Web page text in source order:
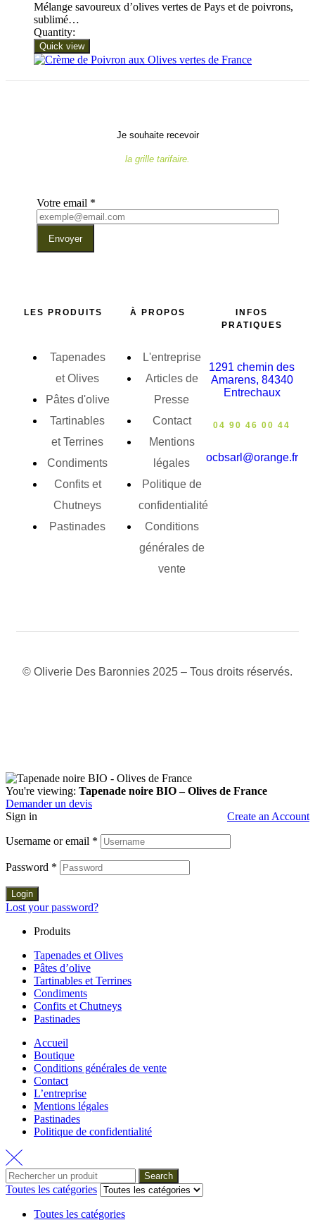
Mélange savoureux d’olives vertes de Pays et de poivrons,
sublimé…
Quantity:
Quick view
Je souhaite recevoir
la grille tarifaire.
Votre email *
Envoyer
LES PRODUITS
Tapenades
et Olives
Pâtes d'olive
Tartinables
et Terrines
Condiments
Confits et
Chutneys
Pastinades
À PROPOS
L'entreprise
Articles de
Presse
Contact
Mentions
légales
Politique de
confidentialité
Conditions
générales de
vente
INFOS
PRATIQUES
1291 chemin des
Amarens, 84340
Entrechaux
04 90 46 00 44
ocbsarl@orange.fr
© Oliverie Des Baronnies 2025 – Tous droits réservés.
You're viewing: Tapenade noire BIO – Olives de France
Demander un devis
Sign in
Create an Account
Username or email *
Password *
Login
Lost your password?
Produits
Tapenades et Olives
Pâtes d’olive
Tartinables et Terrines
Condiments
Confits et Chutneys
Pastinades
Accueil
Boutique
Conditions générales de vente
Contact
L’entreprise
Mentions légales
Pastinades
Politique de confidentialité
Search
Toutes les catégories
Toutes les catégories